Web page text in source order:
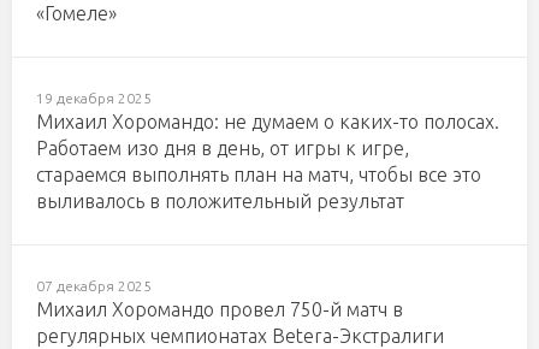
«Гомеле»
19 декабря 2025
Михаил Хоромандо: не думаем о каких-то полосах.
Работаем изо дня в день, от игры к игре,
стараемся выполнять план на матч, чтобы все это
выливалось в положительный результат
07 декабря 2025
Михаил Хоромандо провел 750-й матч в
регулярных чемпионатах Betera-Экстралиги